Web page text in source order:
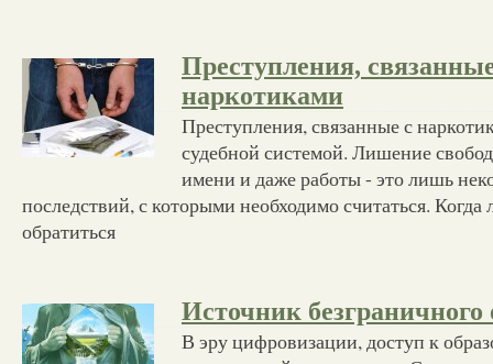
Преступления,
наркотиками
Преступления, связанные с
судебной системой. Лишение
имени и даже работы - это лишь
последствий, с которыми необходимо считаться. Когда
обратиться
Источник безграничного
В эру цифровизации, доступ к